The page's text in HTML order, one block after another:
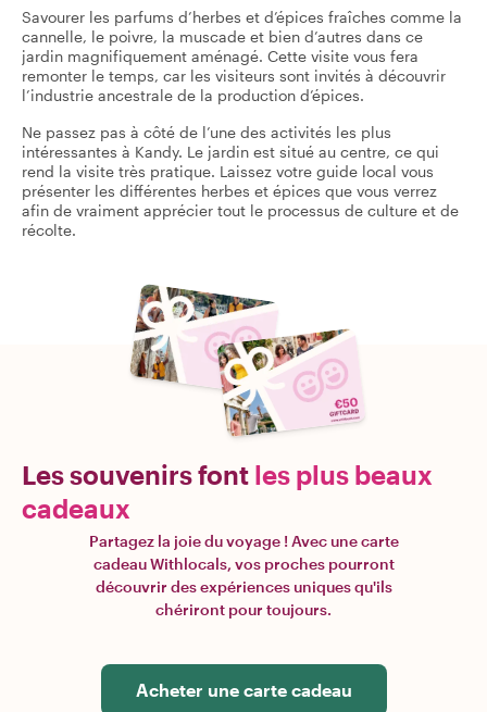
Savourer les parfums d’herbes et d’épices fraîches comme la
cannelle, le poivre, la muscade et bien d’autres dans ce
jardin magnifiquement aménagé. Cette visite vous fera
remonter le temps, car les visiteurs sont invités à découvrir
l’industrie ancestrale de la production d’épices.
Ne passez pas à côté de l’une des activités les plus
intéressantes à Kandy. Le jardin est situé au centre, ce qui
rend la visite très pratique. Laissez votre guide local vous
présenter les différentes herbes et épices que vous verrez
afin de vraiment apprécier tout le processus de culture et de
récolte.
Les souvenirs font les plus beaux
cadeaux
Partagez la joie du voyage ! Avec une carte
cadeau Withlocals, vos proches pourront
découvrir des expériences uniques qu'ils
chériront pour toujours.
Acheter une carte cadeau